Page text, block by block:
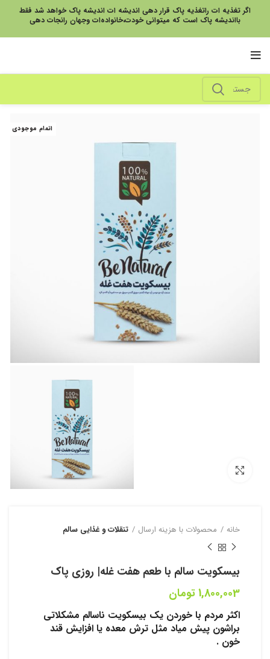
اگر تغذیه ات راتغذیه پاک قرار دهی اندیشه ات اندیشه پاک خواهد شد فقط
بااندیشه پاک است که میتوانی خودت،خانواده‌ات وجهان رانجات دهی
اتمام موجودی
خانه محصولات با هزینه ارسال تنقلات و غذایی سالم
بیسکویت سالم با طعم هفت غله| روزی پاک
1,800,003تومان
اکثر مردم با خوردن یک بیسکویت ناسالم مشکلاتی
براشون پیش میاد مثل ترش معده یا افزایش قند
خون .